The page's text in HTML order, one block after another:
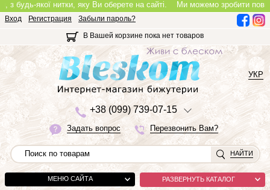
якої нитки, яку Ви оберете на сайті.Ми можемо зробити
Вход Регистрация
Забыли пароль?
В Вашей корзине пока нет товаров
+38 (099) 739-07-15
Задать вопрос Перезвонить Вам?
УКР
НАЙТИ
МЕНЮ САЙТА РАЗВЕРНУТЬ КАТАЛОГ